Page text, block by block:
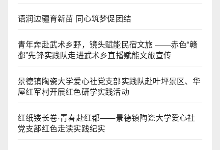
语润边疆育新苗 同心筑梦促团结
青年奔赴武术乡野，镜头赋能民宿文旅 ——赤色“赣
鄱”先锋实践队走进武术乡直播赋能文旅宣传
景德镇陶瓷大学爱心社党支部实践队赴叶坪景区、华
屋红军村开展红色研学实践活动
红纸镂长卷·青春赴红都——景德镇陶瓷大学爱心社
党支部红色走读实践纪实